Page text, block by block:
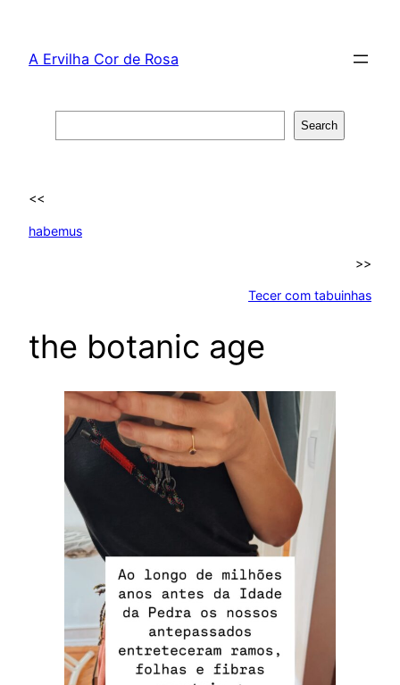
content
A Ervilha Cor de Rosa
Search
<<
habemus
>>
Tecer com tabuinhas
the botanic age